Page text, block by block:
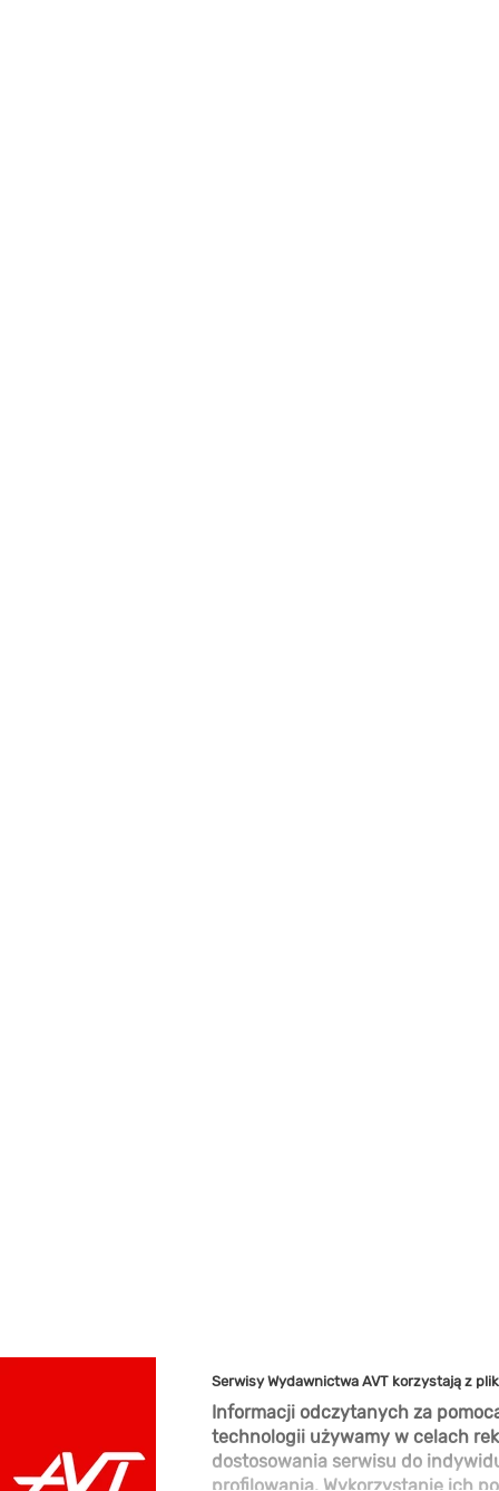
Serwisy Wydawnictwa AVT korzystają z
Informacji odczytanych za
technologii używamy w celach
dostosowania serwisu do
profilowania. Wykorzystanie ich